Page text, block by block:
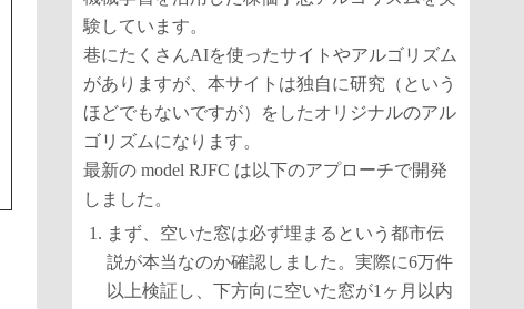
験しています。
巷にたくさんAIを使ったサイトやアルゴリズム
がありますが、本サイトは独自に研究（という
ほどでもないですが）をしたオリジナルのアル
ゴリズムになります。
最新の model RJFC は以下のアプローチで開発
しました。
まず、空いた窓は必ず埋まるという都市伝
説が本当なのか確認しました。実際に6万件
以上検証し、下方向に空いた窓が1ヶ月以内